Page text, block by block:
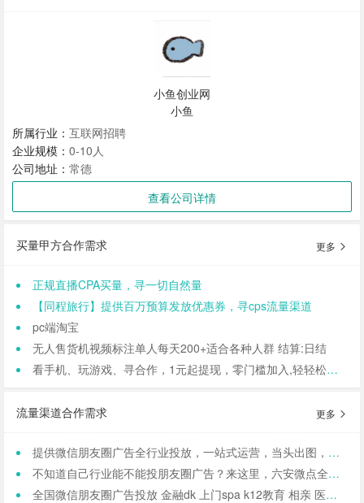
小鱼创业网
小鱼
所属行业： 互联网招聘
企业规模： 0-10人
公司地址： 常德
查看公司详情
买量甲方合作需求 更多
正规直播CPA买量，寻一切自然量
【同程旅行】提供百万预算发放优惠券，寻cps流量渠道
pc端淘宝
无人售货机视频标注单人每天200+适合各种人群 结算:日结
看手机、玩游戏、寻合作，1元起提现，零门槛加入,轻轻松松日结,寻找合作小伙伴（CPA/CPL）
流量渠道合作需求 更多
提供微信朋友圈广告全行业投放，一站式运营，当头出图，包过审！
不知道自己行业能不能投朋友圈广告？来这里，六安微点全行业可投！包资质！
全国微信朋友圈广告投放 金融dk 上门spa k12教育 相亲 医院医美 国学等禁投行业包资质 过审 无需保证金